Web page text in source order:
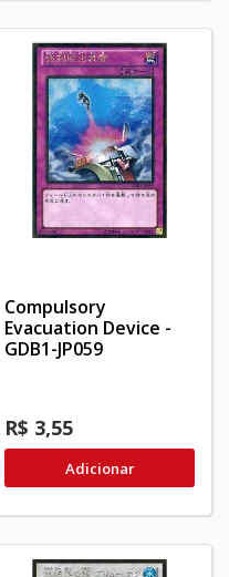
Compulsory
Evacuation Device -
GDB1-JP059
R$ 3,55
Adicionar